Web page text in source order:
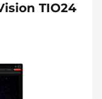
TIO24